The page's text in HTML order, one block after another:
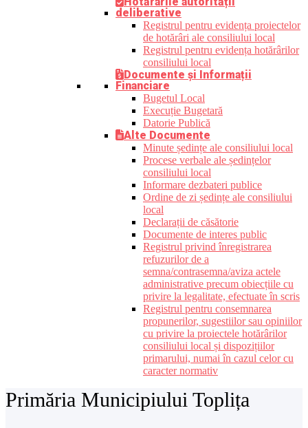
deliberative
Registrul pentru evidența proiectelor
de hotărâri ale consiliului local
Registrul pentru evidența hotărârilor
consiliului local
Documente și Informații
Financiare
Bugetul Local
Execuție Bugetară
Datorie Publică
Alte Documente
Minute ședințe ale consiliului local
Procese verbale ale ședințelor
consiliului local
Informare dezbateri publice
Ordine de zi ședințe ale consiliului
local
Declarații de căsătorie
Documente de interes public
Registrul privind înregistrarea
refuzurilor de a
semna/contrasemna/aviza actele
administrative precum obiecțiile cu
privire la legalitate, efectuate în scris
Registrul pentru consemnarea
propunerilor, sugestiilor sau opiniilor
cu privire la proiectele hotărârilor
consiliului local și dispozițiilor
primarului, numai în cazul celor cu
caracter normativ
Primăria Municipiului Toplița